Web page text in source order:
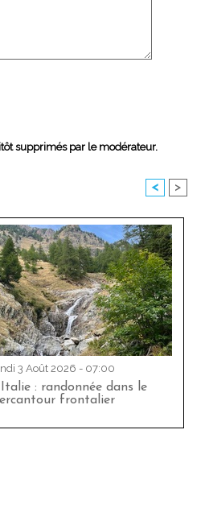
supprimés par le modérateur.
< >
3 Août 2026 - 07:00
: randonnée dans le
frontalier